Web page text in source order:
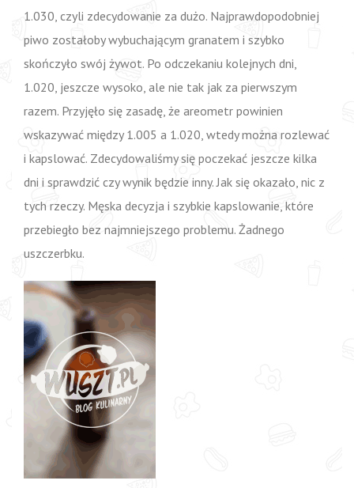
1.030, czyli zdecydowanie za dużo. Najprawdopodobniej
piwo zostałoby wybuchającym granatem i szybko
skończyło swój żywot. Po odczekaniu kolejnych dni,
1.020, jeszcze wysoko, ale nie tak jak za pierwszym
razem. Przyjęło się zasadę, że areometr powinien
wskazywać między 1.005 a 1.020, wtedy można rozlewać
i kapslować. Zdecydowaliśmy się poczekać jeszcze kilka
dni i sprawdzić czy wynik będzie inny. Jak się okazało, nic z
tych rzeczy. Męska decyzja i szybkie kapslowanie, które
przebiegło bez najmniejszego problemu. Żadnego
uszczerbku.